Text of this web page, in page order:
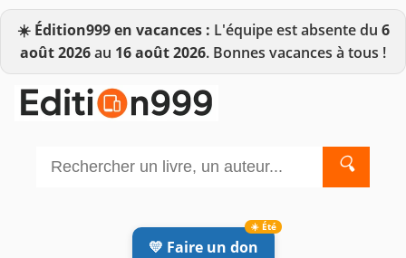
☀️ Édition999 en vacances : L'équipe est absente du 6
août 2026au 16 août 2026. Bonnes vacances à tous !
🔍
💛 Faire un don